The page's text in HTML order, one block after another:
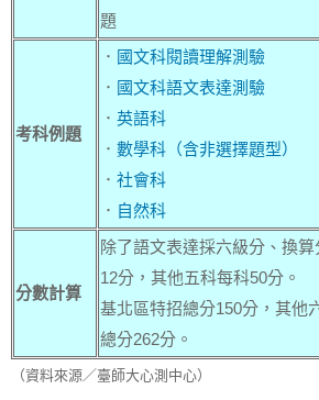
題
考科例題
． 國文科閱讀理解測驗
． 國文科語文表達測驗
． 英語科
． 數學科（含非選擇題型）
． 社會科
． 自然科
分數計算
除了語文表達採六級分、換算
12分，其他五科每科50分。
基北區特招總分150分，其他
總分262分。
（資料來源／臺師大心測中心）